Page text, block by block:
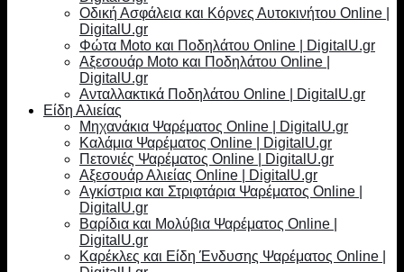
Οδική Ασφάλεια και Κόρνες Αυτοκινήτου Online |
DigitalU.gr
Φώτα Moto και Ποδηλάτου Online | DigitalU.gr
Αξεσουάρ Moto και Ποδηλάτου Online |
DigitalU.gr
Ανταλλακτικά Ποδηλάτου Online | DigitalU.gr
Είδη Αλιείας
Μηχανάκια Ψαρέματος Online | DigitalU.gr
Καλάμια Ψαρέματος Online | DigitalU.gr
Πετονιές Ψαρέματος Online | DigitalU.gr
Αξεσουάρ Αλιείας Online | DigitalU.gr
Αγκίστρια και Στριφτάρια Ψαρέματος Online |
DigitalU.gr
Βαρίδια και Μολύβια Ψαρέματος Online |
DigitalU.gr
Καρέκλες και Είδη Ένδυσης Ψαρέματος Online |